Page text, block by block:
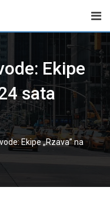
Ekipe
sata
Ekipe „Rzava” na